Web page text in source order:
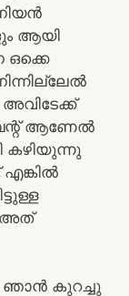
ആയി
ആണേൽ
കഴിയുന്നു
അത്
കുറച്ചു